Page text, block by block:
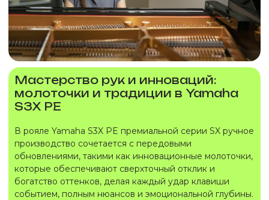
Мастерство рук и инноваций:
молоточки и традиции в Yamaha
S3X PE
В рояле Yamaha S3X PE премиальной серии SX ручное
производство сочетается с передовыми
обновлениями, такими как инновационные молоточки,
которые обеспечивают сверхточный отклик и
богатство оттенков, делая каждый удар клавиши
событием, полным нюансов и эмоциональной глубины.